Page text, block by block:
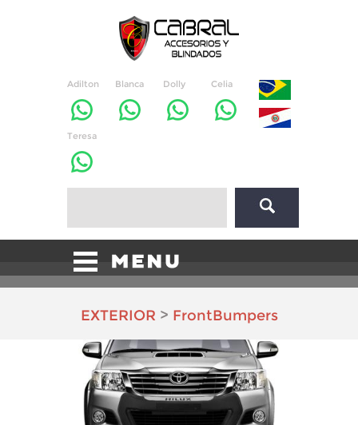
Adilton Blanca Dolly Celia
Teresa
EXTERIOR > FrontBumpers